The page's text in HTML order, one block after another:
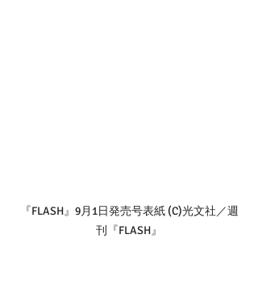
『FLASH』9月1日発売号表紙 (C)光文社／週
刊『FLASH』